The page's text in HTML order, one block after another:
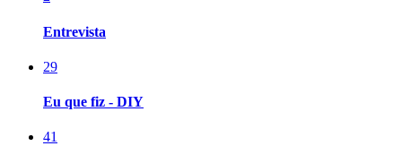
Entrevista
29
Eu que fiz - DIY
41